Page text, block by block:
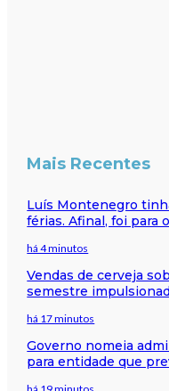
Mais Recentes
Luís Montenegro
férias. Afinal, foi para
há 4 minutos
Vendas de cerveja
semestre
há 17 minutos
Governo nomeia
para entidade que